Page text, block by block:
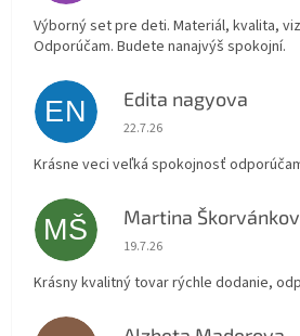
Výborný set pre deti. Materiál, kvalita,
Odporúčam. Budete nanajvýš spokojní.
EN Edita nagyova
Hodnotenie obchodu je 5 z
22.7.26
Krásne veci veľká spokojnosť
MŠ Martina
Hodnotenie obchodu je 5 z
19.7.26
Krásny kvalitný tovar rýchle dodanie,